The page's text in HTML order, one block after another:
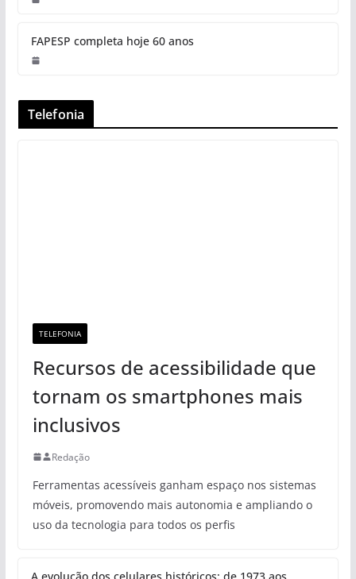
FAPESP completa hoje 60 anos
Telefonia
TELEFONIA
Recursos de acessibilidade que
tornam os smartphones mais
inclusivos
Redação
Ferramentas acessíveis ganham espaço nos sistemas
móveis, promovendo mais autonomia e ampliando o
uso da tecnologia para todos os perfis